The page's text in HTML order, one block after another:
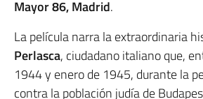
Mayor 86, Madrid.
La película narra la extraordinaria
Perlasca, ciudadano italiano que,
1944 y enero de 1945, durante la
contra la población judía de